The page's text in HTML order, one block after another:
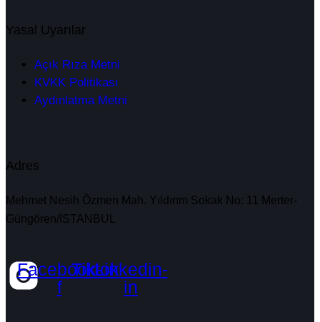
Yasal Uyarılar
Açık Rıza Metni
KVKK Politikası
Aydınlatma Metni
Adres
Mehmet Nesih Özmen Mah. Yıldırım Sokak No: 11 Merter-
Güngören/İSTANBUL
Facebook-
f
TiktokLinkedin-
in